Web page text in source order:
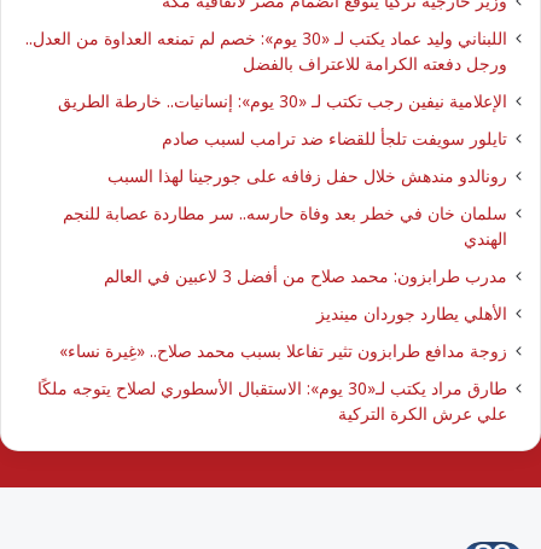
اللبناني وليد عماد يكتب لـ «30 يوم»: خصم لم تمنعه العداوة من العدل..
ورجل دفعته الكرامة للاعتراف بالفضل
الإعلامية نيفين رجب تكتب لـ «30 يوم»: إنسانيات.. خارطة الطريق
تايلور سويفت تلجأ للقضاء ضد ترامب لسبب صادم
رونالدو مندهش خلال حفل زفافه على جورجينا لهذا السبب
سلمان خان في خطر بعد وفاة حارسه.. سر مطاردة عصابة للنجم
الهندي
مدرب طرابزون: محمد صلاح من أفضل 3 لاعبين في العالم
الأهلي يطارد جوردان مينديز
زوجة مدافع طرابزون تثير تفاعلا بسبب محمد صلاح.. «غِيرة نساء»
طارق مراد يكتب لـ«30 يوم»: الاستقبال الأسطوري لصلاح يتوجه ملكًا
علي عرش الكرة التركية